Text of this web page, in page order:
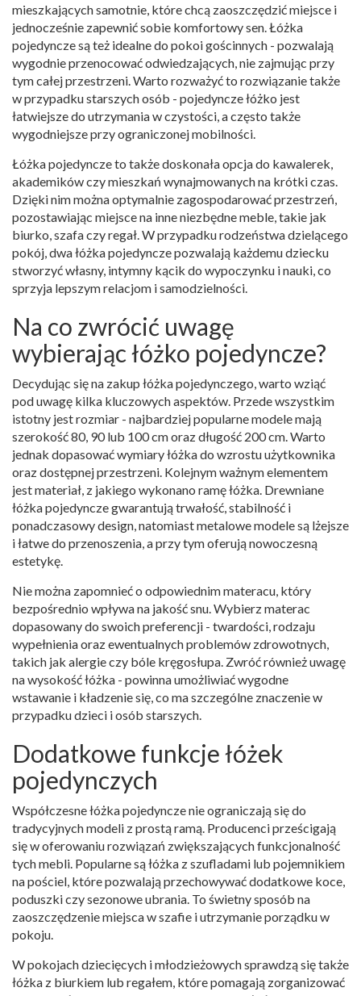
mieszkających samotnie, które chcą zaoszczędzić miejsce i
jednocześnie zapewnić sobie komfortowy sen. Łóżka
pojedyncze są też idealne do pokoi gościnnych - pozwalają
wygodnie przenocować odwiedzających, nie zajmując przy
tym całej przestrzeni. Warto rozważyć to rozwiązanie także
w przypadku starszych osób - pojedyncze łóżko jest
łatwiejsze do utrzymania w czystości, a często także
wygodniejsze przy ograniczonej mobilności.
Łóżka pojedyncze to także doskonała opcja do kawalerek,
akademików czy mieszkań wynajmowanych na krótki czas.
Dzięki nim można optymalnie zagospodarować przestrzeń,
pozostawiając miejsce na inne niezbędne meble, takie jak
biurko, szafa czy regał. W przypadku rodzeństwa dzielącego
pokój, dwa łóżka pojedyncze pozwalają każdemu dziecku
stworzyć własny, intymny kącik do wypoczynku i nauki, co
sprzyja lepszym relacjom i samodzielności.
Na co zwrócić uwagę
wybierając łóżko pojedyncze?
Decydując się na zakup łóżka pojedynczego, warto wziąć
pod uwagę kilka kluczowych aspektów. Przede wszystkim
istotny jest rozmiar - najbardziej popularne modele mają
szerokość 80, 90 lub 100 cm oraz długość 200 cm. Warto
jednak dopasować wymiary łóżka do wzrostu użytkownika
oraz dostępnej przestrzeni. Kolejnym ważnym elementem
jest materiał, z jakiego wykonano ramę łóżka. Drewniane
łóżka pojedyncze gwarantują trwałość, stabilność i
ponadczasowy design, natomiast metalowe modele są lżejsze
i łatwe do przenoszenia, a przy tym oferują nowoczesną
estetykę.
Nie można zapomnieć o odpowiednim materacu, który
bezpośrednio wpływa na jakość snu. Wybierz materac
dopasowany do swoich preferencji - twardości, rodzaju
wypełnienia oraz ewentualnych problemów zdrowotnych,
takich jak alergie czy bóle kręgosłupa. Zwróć również uwagę
na wysokość łóżka - powinna umożliwiać wygodne
wstawanie i kładzenie się, co ma szczególne znaczenie w
przypadku dzieci i osób starszych.
Dodatkowe funkcje łóżek
pojedynczych
Współczesne łóżka pojedyncze nie ograniczają się do
tradycyjnych modeli z prostą ramą. Producenci prześcigają
się w oferowaniu rozwiązań zwiększających funkcjonalność
tych mebli. Popularne są łóżka z szufladami lub pojemnikiem
na pościel, które pozwalają przechowywać dodatkowe koce,
poduszki czy sezonowe ubrania. To świetny sposób na
zaoszczędzenie miejsca w szafie i utrzymanie porządku w
pokoju.
W pokojach dziecięcych i młodzieżowych sprawdzą się także
łóżka z biurkiem lub regałem, które pomagają zorganizować